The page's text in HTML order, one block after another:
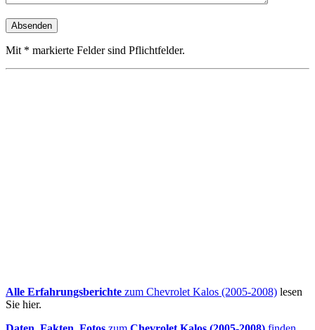
Mit * markierte Felder sind Pflichtfelder.
Alle Erfahrungsberichte zum Chevrolet Kalos (2005-2008) lesen
Sie hier.